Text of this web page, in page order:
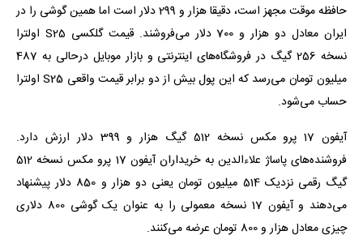
حافظه موقت مجهز است، دقیقا هزار و 299 دلار است اما همین گوشی را در
ایران معادل دو هزار و 700 دلار می‌فروشند. قیمت گلکسی S25 اولترا
نسخه 256 گیگ در فروشگاه‌های اینترنتی و بازار موبایل درحالی به 487
میلیون تومان می‌رسد که این پول بیش از دو برابر قیمت واقعی S25 اولترا
حساب می‌شود.
آیفون 17 پرو مکس نسخه 512 گیگ هزار و 399 دلار ارزش دارد.
فروشنده‌های پاساژ علاءالدین به خریداران آیفون 17 پرو مکس نسخه 512
گیگ رقمی نزدیک 514 میلیون تومان یعنی دو هزار و 850 دلار پیشنهاد
می‌دهند و آیفون 17 نسخه معمولی را به عنوان یک گوشی 800 دلاری
چیزی معادل هزار و 800 تومان عرضه می‌کنند.